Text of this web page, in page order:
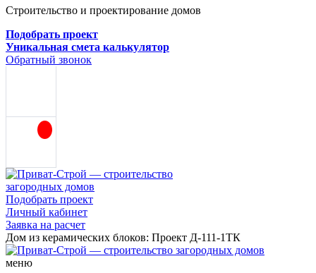
Строительство и проектирование домов
Подобрать проект
Уникальная смета калькулятор
Обратный звонок
Подобрать проект
Личный кабинет
Заявка на расчет
Дом из керамических блоков: Проект Д-111-1ТК
меню